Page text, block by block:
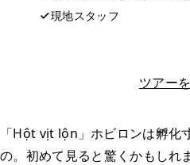
現地スタッフ
ツアー
「Hột vịt lộn」ホビロンは孵化
の。初めて見ると驚くかもしれ